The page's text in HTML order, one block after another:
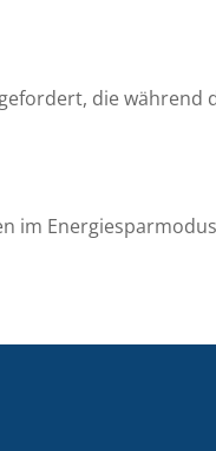
die während
im Energiesparmodus